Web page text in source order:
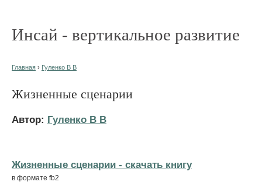
Инсай - вертикальное развитие
Главная › Гуленко В В
Жизненные сценарии
Автор: Гуленко В В
Жизненные сценарии - cкачать книгу
в формате fb2